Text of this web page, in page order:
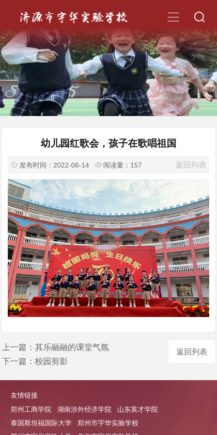
 
幼儿园红歌会，孩子在歌唱祖国
 发布时间：2022-06-14  阅读量： 157 返回列表
上一篇：其乐融融的课堂气氛
下一篇：校园剪影
返回列表
友情链接
郑州工商学院
湖南涉外经济学院
山东英才学院
泰国斯坦福国际大学
郑州市宇华实验学校